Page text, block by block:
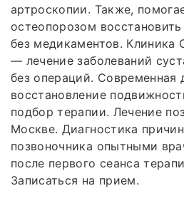
артроскопии. Также,
остеопорозом
без медикаментов. Клиника
— лечение заболеваний
без операций. Современная
восстановление
подбор терапии. Лечение
Москве. Диагностика
позвоночника опытными
после первого сеанса
Записаться на прием.